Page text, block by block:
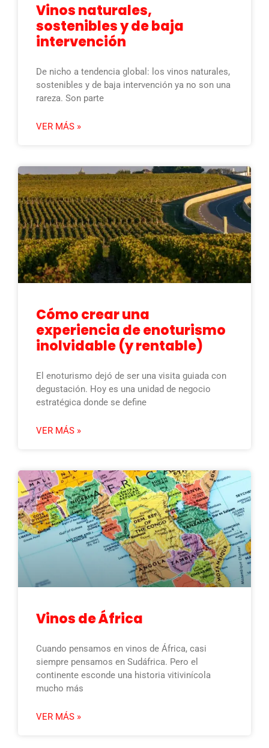
Vinos naturales,
sostenibles y de baja
intervención
De nicho a tendencia global: los vinos naturales,
sostenibles y de baja intervención ya no son una
rareza. Son parte
VER MÁS »
Cómo crear una
experiencia de enoturismo
inolvidable (y rentable)
El enoturismo dejó de ser una visita guiada con
degustación. Hoy es una unidad de negocio
estratégica donde se define
VER MÁS »
Vinos de África
Cuando pensamos en vinos de África, casi
siempre pensamos en Sudáfrica. Pero el
continente esconde una historia vitivinícola
mucho más
VER MÁS »